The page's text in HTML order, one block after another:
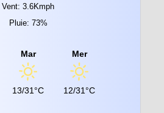
Vent: 3.6Kmph
Pluie: 73%
Mar
13/31°C
Mer
12/31°C